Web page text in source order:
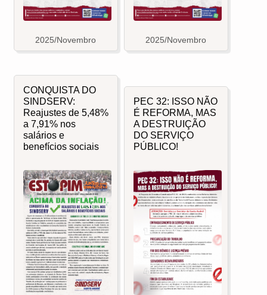
2025/Novembro 2025/Novembro
CONQUISTA DO
SINDSERV:
Reajustes de 5,48%
a 7,91% nos
salários e
benefícios sociais
PEC 32: ISSO NÃO
É REFORMA, MAS
A DESTRUIÇÃO
DO SERVIÇO
PÚBLICO!